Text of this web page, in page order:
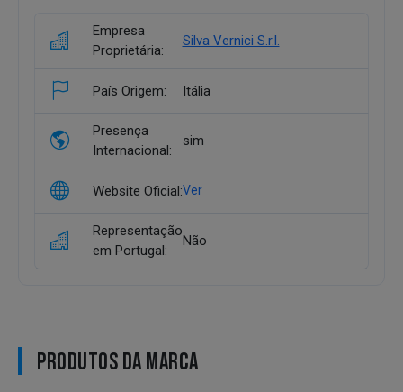
Empresa
Proprietária:
Silva Vernici S.r.l.
País Origem: Itália
Presença
Internacional:
sim
Website Oficial:Ver
Representação
em Portugal:
Não
PRODUTOS DA MARCA